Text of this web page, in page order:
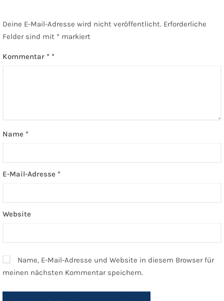
Deine E-Mail-Adresse wird nicht veröffentlicht. Erforderliche
Felder sind mit * markiert
Kommentar *
Name *
E-Mail-Adresse *
Website
Name, E-Mail-Adresse und Website in diesem Browser für
meinen nächsten Kommentar speichern.